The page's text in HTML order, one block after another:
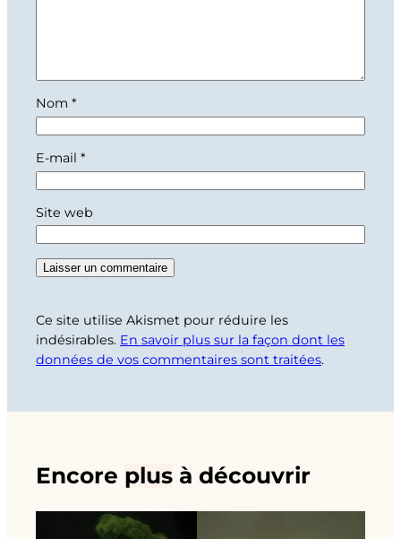
Nom *
E-mail *
Site web
Ce site utilise Akismet pour réduire les
indésirables. En savoir plus sur la façon dont les
données de vos commentaires sont traitées.
Encore plus à découvrir